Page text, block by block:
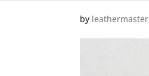
by leathermaster